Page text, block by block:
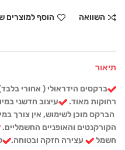
השוואה הוסף למוצרים
תיאור
ברקסים הידראולי ( אחורי
רחוקות מאוד.
עיצוב חדשני
הברקס מוכן לשימוש, אין צורך
הקורקנטים והאופניים החשמליים.
חשמל
עצירה חזקה ובטוחה.